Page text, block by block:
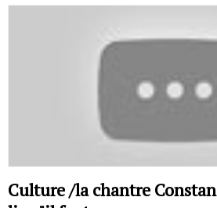
Culture /la chantre